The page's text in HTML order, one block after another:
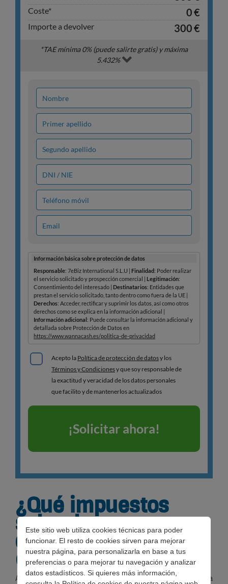
Este sitio web utiliza cookies técnicas para poder
funcionar. El resto de cookies sirven para mejorar
nuestra página, para personalizarla en base a tus
preferencias o para mejorar tu navegación y analizar
datos estadísticos. Si quieres más información,
¿Qué impuestos
sobre los
carburantes existen
en España?
A raíz de la situación analizada, y como mínimo, resulta